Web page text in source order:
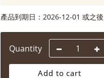
產品到期日： 2026-12-01 或之後
Quantity
Add to cart